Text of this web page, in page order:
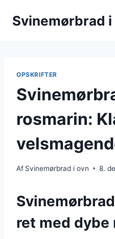
Svinemørbrad
OPSKRIFTER
rosmarin:
Af Svinemørbrad i ovn 8.
ret med dybe